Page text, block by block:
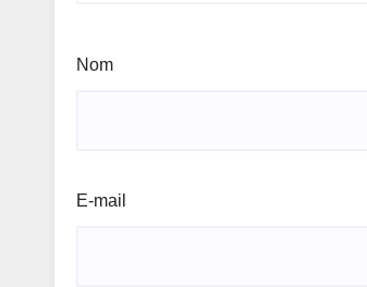
Nom
E-mail